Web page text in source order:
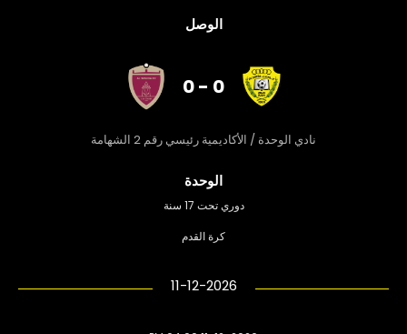
الوصل
0 - 0
نادي الوحدة / الأكاديمية رئيسي رقم 2 الشهامة
كرة القدم
دوري تحت 17 سنة
الوحدة
11-12-2026